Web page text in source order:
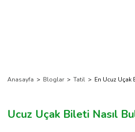
Anasayfa > Bloglar > Tatil > En Ucuz Uçak
Ucuz Uçak Bileti Nasıl